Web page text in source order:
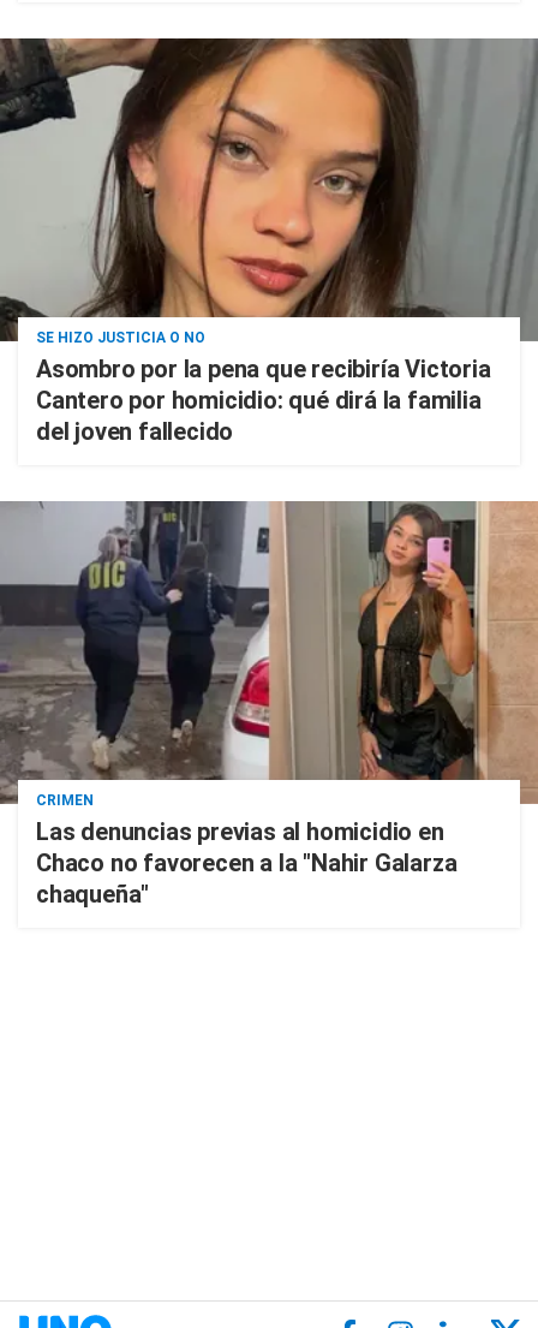
SE HIZO JUSTICIA O NO
Asombro por la pena que recibiría Victoria
Cantero por homicidio: qué dirá la familia
del joven fallecido
CRIMEN
Las denuncias previas al homicidio en
Chaco no favorecen a la "Nahir Galarza
chaqueña"